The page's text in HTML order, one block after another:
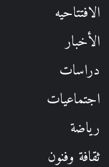
الافتتاحيه
الأخبار
دراسات
اجتماعيات
رياضة
ثقافة وفنون